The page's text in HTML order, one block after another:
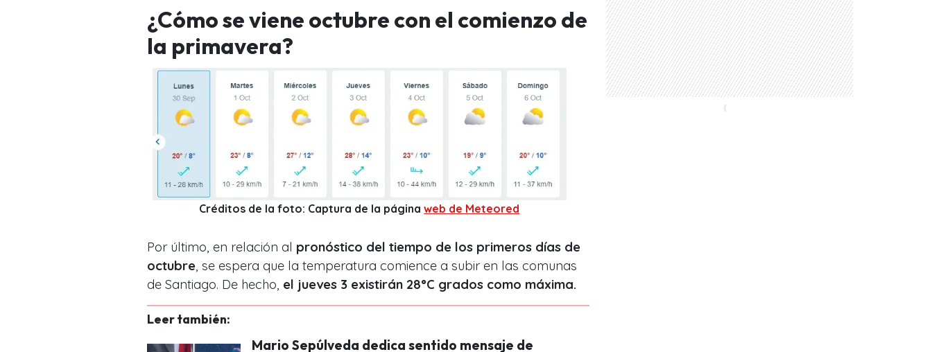
¿Cómo se viene octubre con el comienzo de
la primavera?
Créditos de la foto: Captura de la páginaweb de Meteored
Por último, en relación al pronóstico del tiempo de los primeros días de
octubre, se espera que la temperatura comience a subir en las comunas
de Santiago. De hecho, el jueves 3 existirán 28°C grados como máxima.
Leer también:
Mario Sepúlveda dedica sentido mensaje de